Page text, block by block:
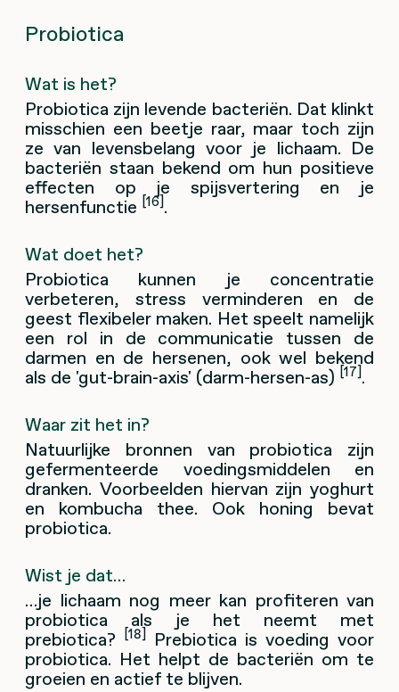
Probiotica
Wat is het?
Probiotica zijn levende bacteriën. Dat klinkt
misschien een beetje raar, maar toch zijn
ze van levensbelang voor je lichaam. De
bacteriën staan bekend om hun positieve
effecten op je spijsvertering en je
hersenfunctie [16].
Wat doet het?
Probiotica kunnen je concentratie
verbeteren, stress verminderen en de
geest flexibeler maken. Het speelt namelijk
een rol in de communicatie tussen de
darmen en de hersenen, ook wel bekend
als de 'gut-brain-axis' (darm-hersen-as) [17].
Waar zit het in?
Natuurlijke bronnen van probiotica zijn
gefermenteerde voedingsmiddelen en
dranken. Voorbeelden hiervan zijn yoghurt
en kombucha thee. Ook honing bevat
probiotica.
Wist je dat…
…je lichaam nog meer kan profiteren van
probiotica als je het neemt met
prebiotica? [18] Prebiotica is voeding voor
probiotica. Het helpt de bacteriën om te
groeien en actief te blijven.